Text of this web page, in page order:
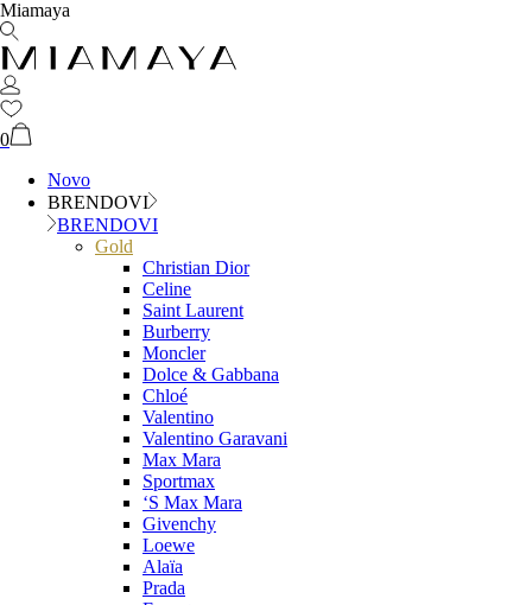
Miamaya
0
Novo
BRENDOVI
BRENDOVI
Gold
Christian Dior
Celine
Saint Laurent
Burberry
Moncler
Dolce & Gabbana
Chloé
Valentino
Valentino Garavani
Max Mara
Sportmax
‘S Max Mara
Givenchy
Loewe
Alaïa
Prada